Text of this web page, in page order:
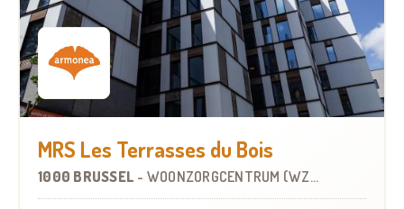
MRS Les Terrasses du Bois
1000 BRUSSEL - WOONZORGCENTRUM (WZC)